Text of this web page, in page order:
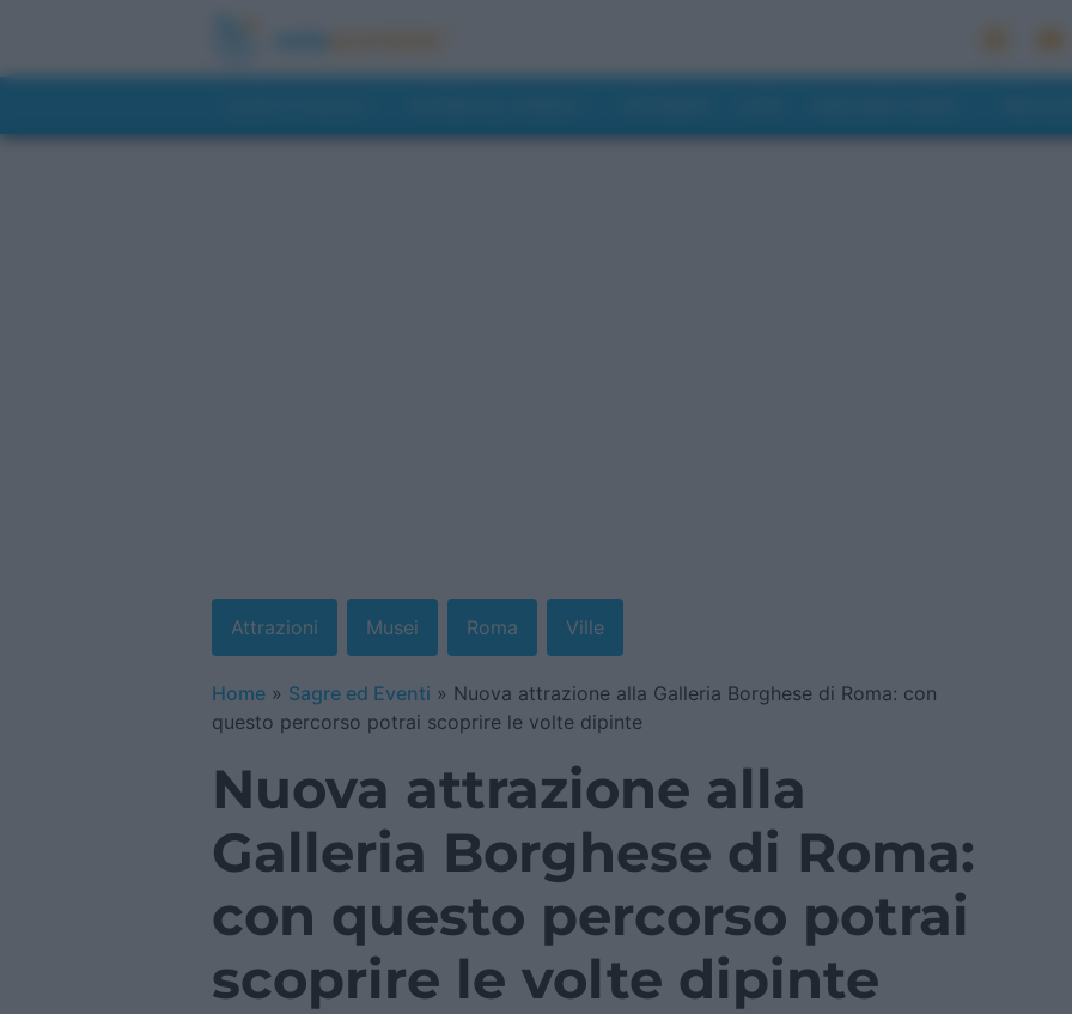
Attrazioni Musei Roma Ville
Home » Sagre ed Eventi » Nuova attrazione alla Galleria Borghese di Roma: con
questo percorso potrai scoprire le volte dipinte
Nuova attrazione alla
Galleria Borghese di Roma:
con questo percorso potrai
scoprire le volte dipinte